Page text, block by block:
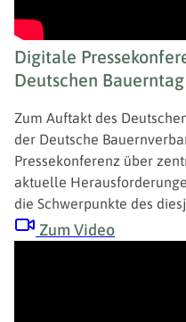
Digitale
Deutschen
Zum Auftakt des
der Deutsche
Pressekonferenz über
aktuelle
die Schwerpunkte des
Zum Video